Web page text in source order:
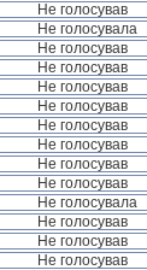
Не голосував
Не голосувала
Не голосував
Не голосував
Не голосував
Не голосував
Не голосував
Не голосував
Не голосував
Не голосував
Не голосувала
Не голосував
Не голосував
Не голосував